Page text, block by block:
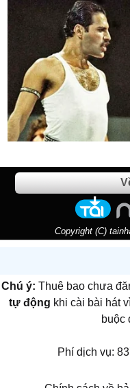
Copyright (C)
Chú ý: Thuê bao chưa
tự động khi cài bài hát
buộc
Phí dịch vụ: